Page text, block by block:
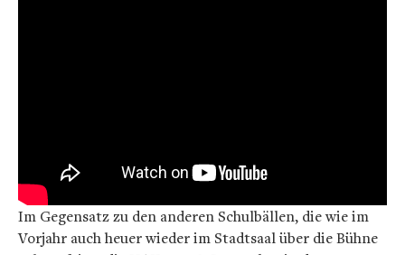
Im Gegensatz zu den anderen Schulbällen, die wie im
Vorjahr auch heuer wieder im Stadtsaal über die Bühne